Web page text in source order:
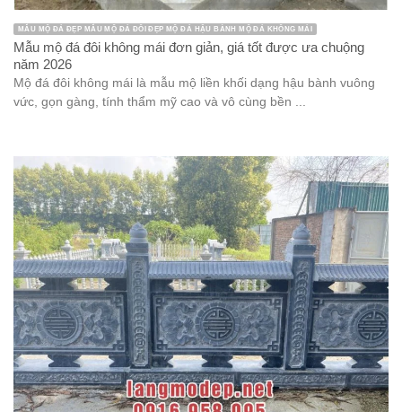
MẪU MỘ ĐÁ ĐẸP MẪU MỘ ĐÁ ĐÔI ĐẸP MỘ ĐÁ HẬU BÀNH MỘ ĐÁ KHÔNG MÁI
Mẫu mộ đá đôi không mái đơn giản, giá tốt được ưa chuộng
năm 2026
Mộ đá đôi không mái là mẫu mộ liền khối dạng hậu bành vuông
vức, gọn gàng, tính thẩm mỹ cao và vô cùng bền ...